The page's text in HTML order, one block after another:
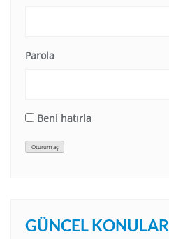
Parola
Beni hatırla
Oturum aç
GÜNCEL KONULAR